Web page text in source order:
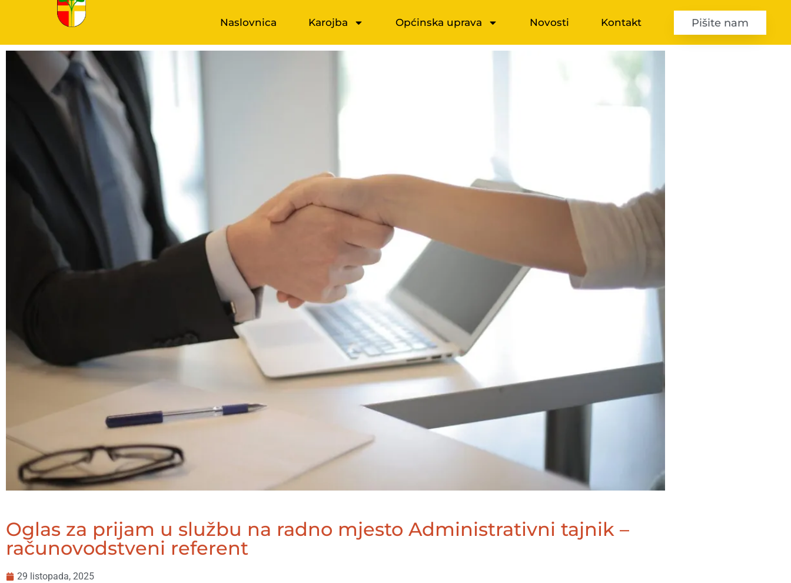
Naslovnica Karojba Općinska uprava Novosti Kontakt Pišite nam
Oglas za prijam u službu na radno mjesto Administrativni tajnik –
računovodstveni referent
29 listopada, 2025